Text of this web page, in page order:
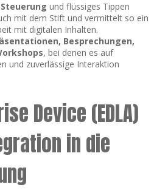
und flüssiges Tippen
mit dem Stift und vermittelt so ein
mit digitalen Inhalten.
Besprechungen,
, bei denen es auf
und zuverlässige Interaktion
Device (EDLA)
in die